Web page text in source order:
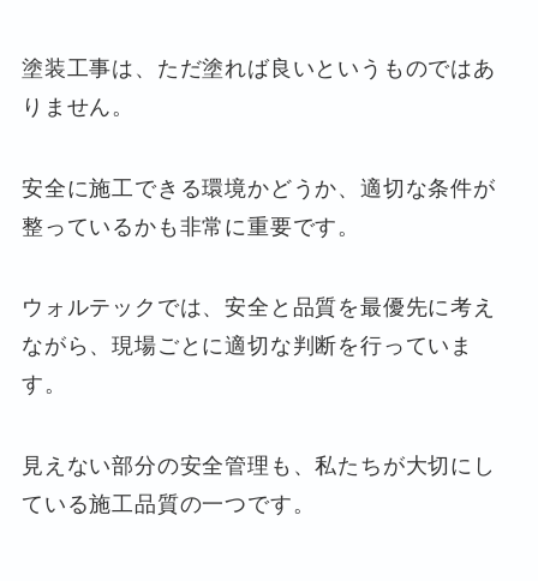
塗装工事は、ただ塗れば良いというものではあ
りません。
安全に施工できる環境かどうか、適切な条件が
整っているかも非常に重要です。
ウォルテックでは、安全と品質を最優先に考え
ながら、現場ごとに適切な判断を行っていま
す。
見えない部分の安全管理も、私たちが大切にし
ている施工品質の一つです。